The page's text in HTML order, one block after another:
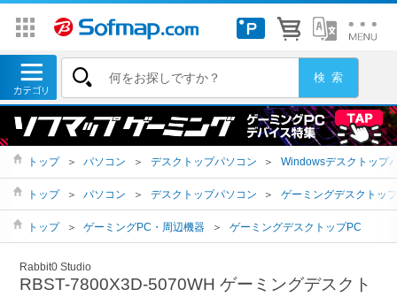
トップ ＞ パソコン ＞ デスクトップパソコン ＞ Windowsデスクトップ
トップ ＞ パソコン ＞ デスクトップパソコン ＞ ゲーミングデスクトッ
トップ ＞ ゲーミングPC・周辺機器 ＞ ゲーミングデスクトップPC
Rabbit0 Studio
RBST-7800X3D-5070WH ゲーミングデスクト